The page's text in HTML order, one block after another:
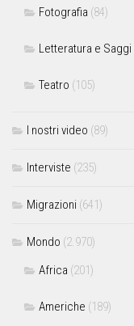
Fotografia (84)
Letteratura e Saggi
Teatro (105)
I nostri video (89)
Interviste (235)
Migrazioni (641)
Mondo (2.970)
Africa (201)
Americhe (189)